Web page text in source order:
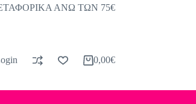
ΑΝΩ ΤΩΝ 75€
Καλάθι
0,00€